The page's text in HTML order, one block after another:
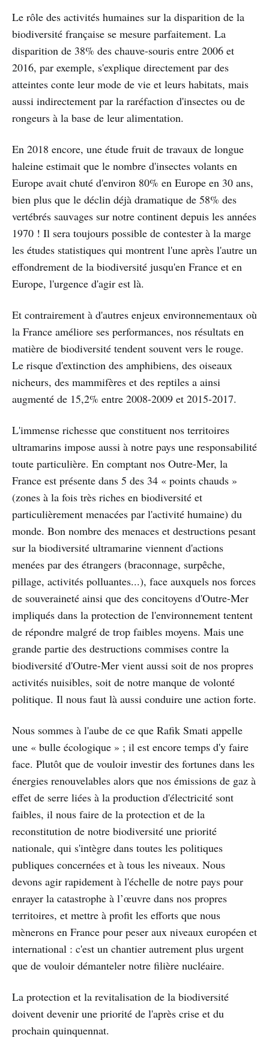
Le rôle des activités humaines sur la disparition de la
biodiversité française se mesure parfaitement. La
disparition de 38% des chauve-souris entre 2006 et
2016, par exemple, s'explique directement par des
atteintes conte leur mode de vie et leurs habitats, mais
aussi indirectement par la raréfaction d'insectes ou de
rongeurs à la base de leur alimentation.
En 2018 encore, une étude fruit de travaux de longue
haleine estimait que le nombre d'insectes volants en
Europe avait chuté d'environ 80% en Europe en 30 ans,
bien plus que le déclin déjà dramatique de 58% des
vertébrés sauvages sur notre continent depuis les années
1970 ! Il sera toujours possible de contester à la marge
les études statistiques qui montrent l'une après l'autre un
effondrement de la biodiversité jusqu'en France et en
Europe, l'urgence d'agir est là.
Et contrairement à d'autres enjeux environnementaux où
la France améliore ses performances, nos résultats en
matière de biodiversité tendent souvent vers le rouge.
Le risque d'extinction des amphibiens, des oiseaux
nicheurs, des mammifères et des reptiles a ainsi
augmenté de 15,2% entre 2008-2009 et 2015-2017.
L'immense richesse que constituent nos territoires
ultramarins impose aussi à notre pays une responsabilité
toute particulière. En comptant nos Outre-Mer, la
France est présente dans 5 des 34 « points chauds »
(zones à la fois très riches en biodiversité et
particulièrement menacées par l'activité humaine) du
monde. Bon nombre des menaces et destructions pesant
sur la biodiversité ultramarine viennent d'actions
menées par des étrangers (braconnage, surpêche,
pillage, activités polluantes...), face auxquels nos forces
de souveraineté ainsi que des concitoyens d'Outre-Mer
impliqués dans la protection de l'environnement tentent
de répondre malgré de trop faibles moyens. Mais une
grande partie des destructions commises contre la
biodiversité d'Outre-Mer vient aussi soit de nos propres
activités nuisibles, soit de notre manque de volonté
politique. Il nous faut là aussi conduire une action forte.
Nous sommes à l'aube de ce que Rafik Smati appelle
une « bulle écologique » ; il est encore temps d'y faire
face. Plutôt que de vouloir investir des fortunes dans les
énergies renouvelables alors que nos émissions de gaz à
effet de serre liées à la production d'électricité sont
faibles, il nous faire de la protection et de la
reconstitution de notre biodiversité une priorité
nationale, qui s'intègre dans toutes les politiques
publiques concernées et à tous les niveaux. Nous
devons agir rapidement à l'échelle de notre pays pour
enrayer la catastrophe à l’œuvre dans nos propres
territoires, et mettre à profit les efforts que nous
mènerons en France pour peser aux niveaux européen et
international : c'est un chantier autrement plus urgent
que de vouloir démanteler notre filière nucléaire.
La protection et la revitalisation de la biodiversité
doivent devenir une priorité de l'après crise et du
prochain quinquennat.